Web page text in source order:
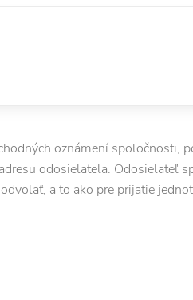
oznámení spoločnosti,
odosielateľa. Odosielateľ
a to ako pre prijatie